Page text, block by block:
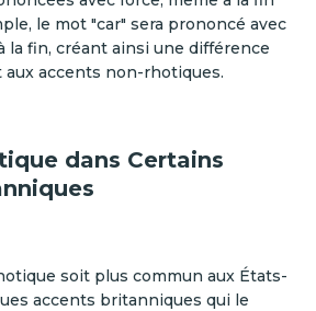
le mot "car" sera prononcé avec
la fin, créant ainsi une différence
accents non-rhotiques.
dans Certains
soit plus commun aux États-
accents britanniques qui le